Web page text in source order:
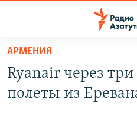
Перейти
основному
содержанию
НОВОСТИ
АРМЕНИЯ
Ryanair через
полеты из